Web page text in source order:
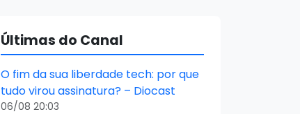
Últimas do Canal
O fim da sua liberdade tech: por que
tudo virou assinatura? – Diocast
06/08 20:03